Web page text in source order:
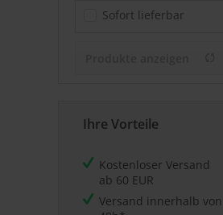
mehr
Sofort lieferbar
Ihre Vorteile
Kostenloser Versand
ab 60 EUR
Versand innerhalb von